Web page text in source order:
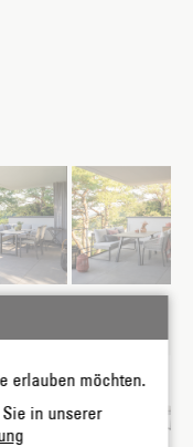
erlauben möchten.
in unserer